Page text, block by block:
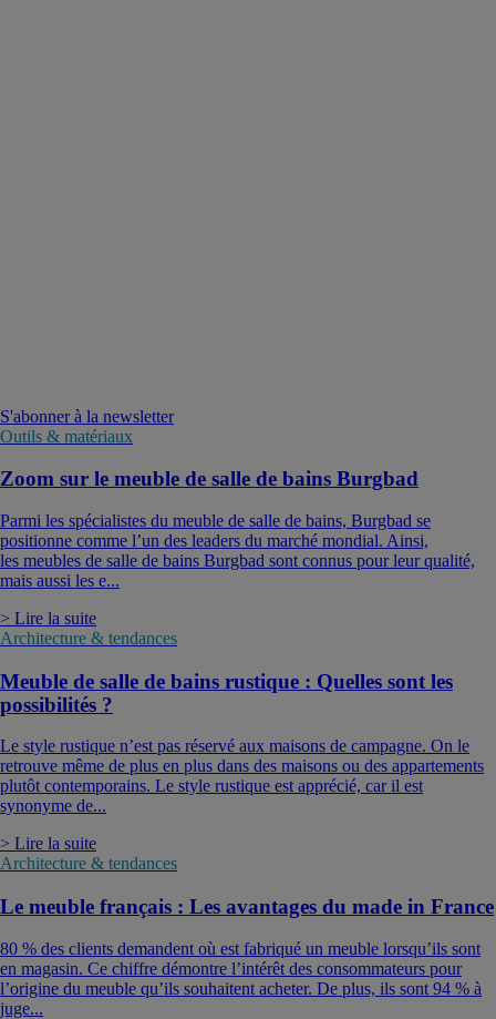
S'abonner à la newsletter
Outils & matériaux
Zoom sur le meuble de salle de bains Burgbad
Parmi les spécialistes du meuble de salle de bains, Burgbad se
positionne comme l’un des leaders du marché mondial. Ainsi,
les meubles de salle de bains Burgbad sont connus pour leur qualité,
mais aussi les e...
> Lire la suite
Architecture & tendances
Meuble de salle de bains rustique : Quelles sont les
possibilités ?
Le style rustique n’est pas réservé aux maisons de campagne. On le
retrouve même de plus en plus dans des maisons ou des appartements
plutôt contemporains. Le style rustique est apprécié, car il est
synonyme de...
> Lire la suite
Architecture & tendances
Le meuble français : Les avantages du made in France
80 % des clients demandent où est fabriqué un meuble lorsqu’ils sont
en magasin. Ce chiffre démontre l’intérêt des consommateurs pour
l’origine du meuble qu’ils souhaitent acheter. De plus, ils sont 94 % à
juge...